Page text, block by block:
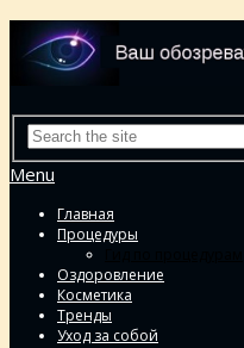
Menu
Главная
Процедуры
Оздоровление
Косметика
Тренды
Уход за собой